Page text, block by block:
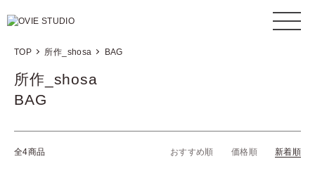
TOP 所作_shosa BAG
所作_shosa
BAG
全4商品 おすすめ順 価格順 新着順